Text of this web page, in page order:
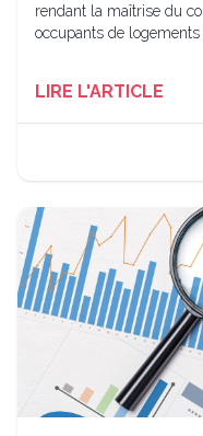
rendant la maîtrise du
occupants de logements
LIRE L'ARTICLE